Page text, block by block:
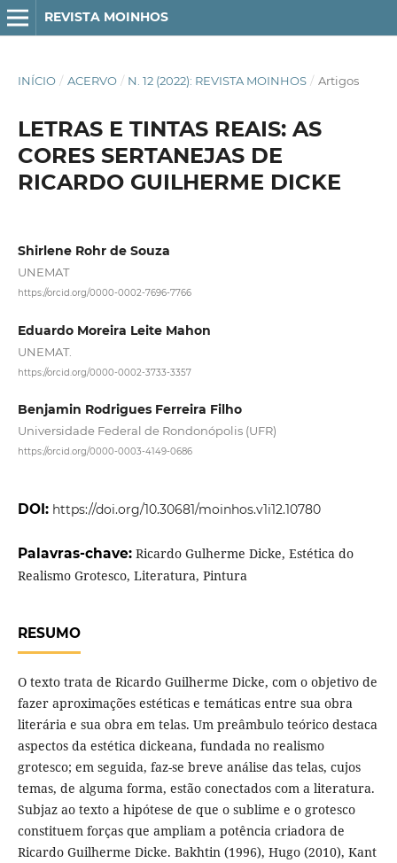
REVISTA MOINHOS
INÍCIO / ACERVO / N. 12 (2022): REVISTA MOINHOS / Artigos
LETRAS E TINTAS REAIS: AS
CORES SERTANEJAS DE
RICARDO GUILHERME DICKE
Shirlene Rohr de Souza
UNEMAT
https://orcid.org/0000-0002-7696-7766
Eduardo Moreira Leite Mahon
UNEMAT.
https://orcid.org/0000-0002-3733-3357
Benjamin Rodrigues Ferreira Filho
Universidade Federal de Rondonópolis (UFR)
https://orcid.org/0000-0003-4149-0686
DOI: https://doi.org/10.30681/moinhos.v1i12.10780
Palavras-chave: Ricardo Gulherme Dicke, Estética do
Realismo Grotesco, Literatura, Pintura
RESUMO
O texto trata de Ricardo Guilherme Dicke, com o objetivo de
fazer aproximações estéticas e temáticas entre sua obra
literária e sua obra em telas. Um preâmbulo teórico destaca
aspectos da estética dickeana, fundada no realismo
grotesco; em seguida, faz-se breve análise das telas, cujos
temas, de alguma forma, estão conectados com a literatura.
Subjaz ao texto a hipótese de que o sublime e o grotesco
constituem forças que ampliam a potência criadora de
Ricardo Guilherme Dicke. Bakhtin (1996), Hugo (2010), Kant